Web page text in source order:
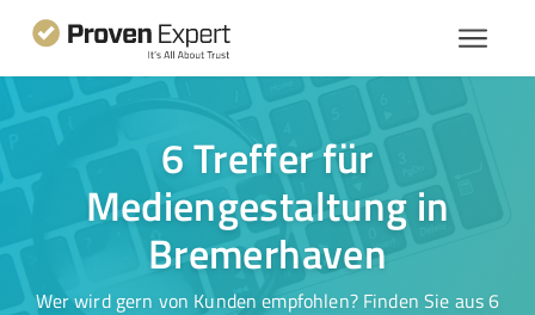
6 Treffer für
Mediengestaltung in
Bremerhaven
Wer wird gern von Kunden empfohlen? Finden Sie aus 6